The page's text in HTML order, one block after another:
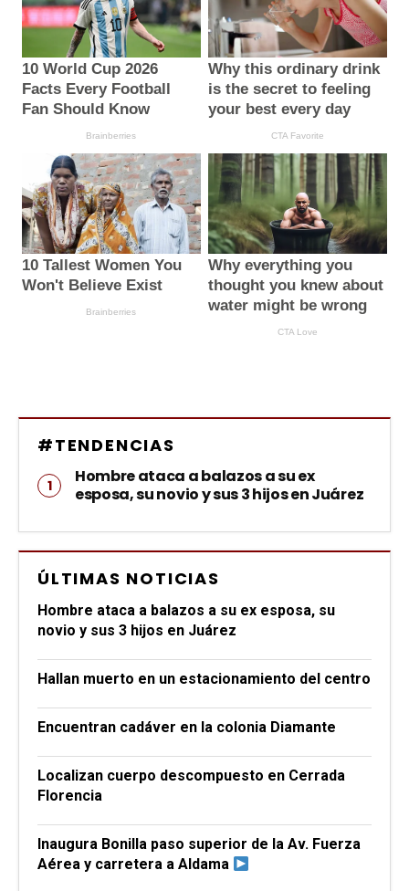
#TENDENCIAS
Hombre ataca a balazos a su ex
esposa, su novio y sus 3 hijos en Juárez
ÚLTIMAS NOTICIAS
Hombre ataca a balazos a su ex esposa, su
novio y sus 3 hijos en Juárez
Hallan muerto en un estacionamiento del centro
Encuentran cadáver en la colonia Diamante
Localizan cuerpo descompuesto en Cerrada
Florencia
Inaugura Bonilla paso superior de la Av. Fuerza
Aérea y carretera a Aldama